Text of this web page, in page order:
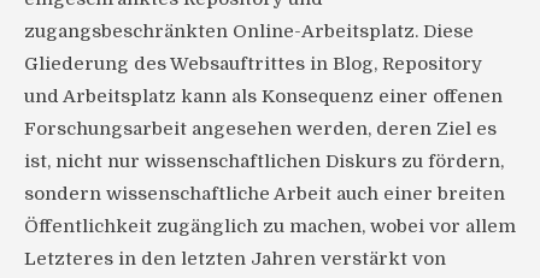
zugangsbeschränkten Online-Arbeitsplatz. Diese
Gliederung des Websauftrittes in Blog, Repository
und Arbeitsplatz kann als Konsequenz einer offenen
Forschungsarbeit angesehen werden, deren Ziel es
ist, nicht nur wissenschaftlichen Diskurs zu fördern,
sondern wissenschaftliche Arbeit auch einer breiten
Öffentlichkeit zugänglich zu machen, wobei vor allem
Letzteres in den letzten Jahren verstärkt von